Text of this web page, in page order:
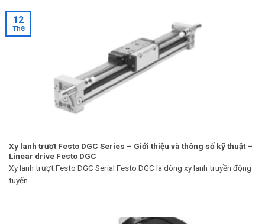
Xy lanh trượt Festo DGC Series – Giới thiệu và thông số kỹ thuật –
Linear drive Festo DGC
Xy lanh trượt Festo DGC Serial Festo DGC là dòng xy lanh truyền động
tuyến...
12
Th8